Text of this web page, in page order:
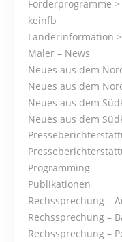
Förderprogramme >
keinfb
Länderinformation
Maler – News
Neues aus dem
Neues aus dem
Neues aus dem
Neues aus dem
Programming
Publikationen
Rechssprechung –
Rechssprechung –
Rechssprechung –